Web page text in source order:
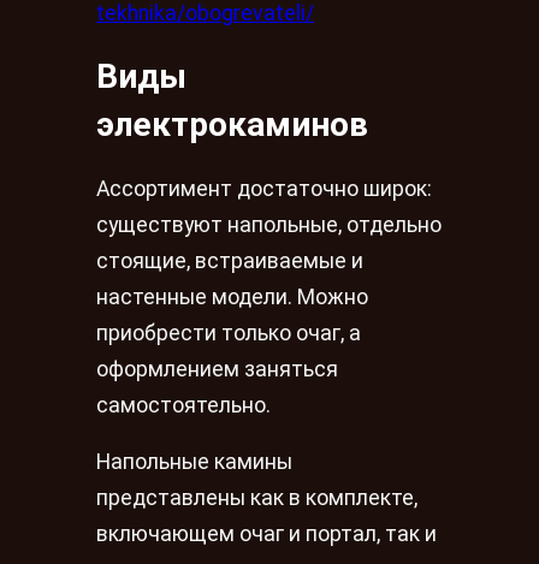
tekhnika/obogrevateli/
Виды
электрокаминов
Ассортимент достаточно широк:
существуют напольные, отдельно
стоящие, встраиваемые и
настенные модели. Можно
приобрести только очаг, а
оформлением заняться
самостоятельно.
Напольные камины
представлены как в комплекте,
включающем очаг и портал, так и